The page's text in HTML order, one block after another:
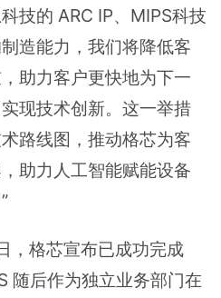
技的 ARC IP、MIPS科技
造能力，我们将降低客
助力客户更快地为下一
现技术创新。这一举措
路线图，推动格芯为客
助力人工智能赋能设备
，格芯宣布已成功完成
随后作为独立业务部门在